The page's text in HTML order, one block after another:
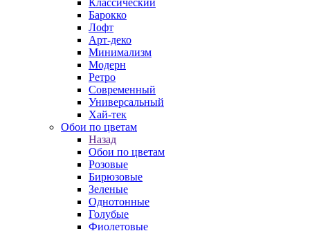
Классический
Барокко
Лофт
Арт-деко
Минимализм
Модерн
Ретро
Современный
Универсальный
Хай-тек
Обои по цветам
Назад
Обои по цветам
Розовые
Бирюзовые
Зеленые
Однотонные
Голубые
Фиолетовые